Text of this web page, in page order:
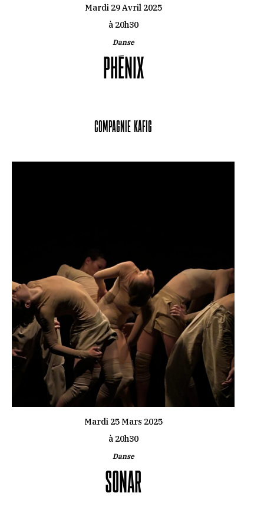
Mardi 29 Avril 2025
à 20h30
Danse
PHÉNIX
Compagnie Käfig
Mardi 25 Mars 2025
à 20h30
Danse
SONAR